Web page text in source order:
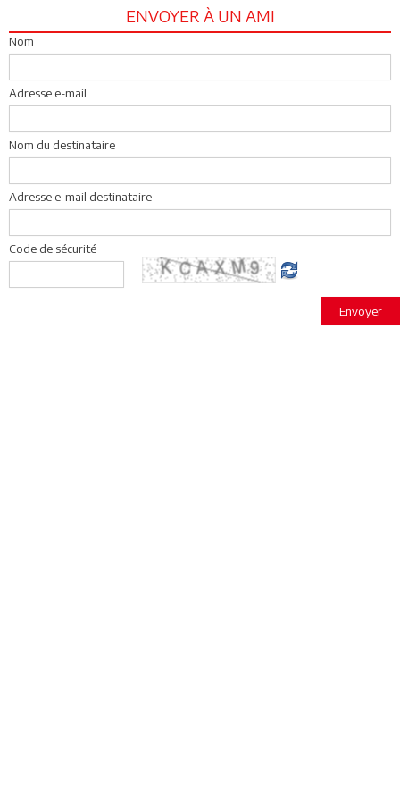
ENVOYER À UN AMI
Nom
Adresse e-mail
Nom du destinataire
Adresse e-mail destinataire
Code de sécurité
Envoyer